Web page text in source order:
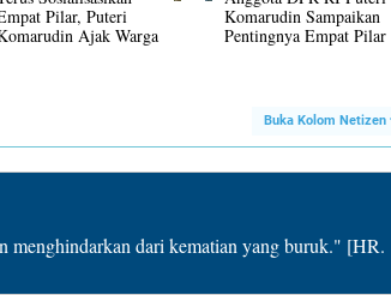
Pilar, Puteri
Ajak Warga
Komarudin Sampaikan
Pentingnya Empat Pilar
Buka Kolom Netizen
menghindarkan dari kematian yang buruk." [HR.